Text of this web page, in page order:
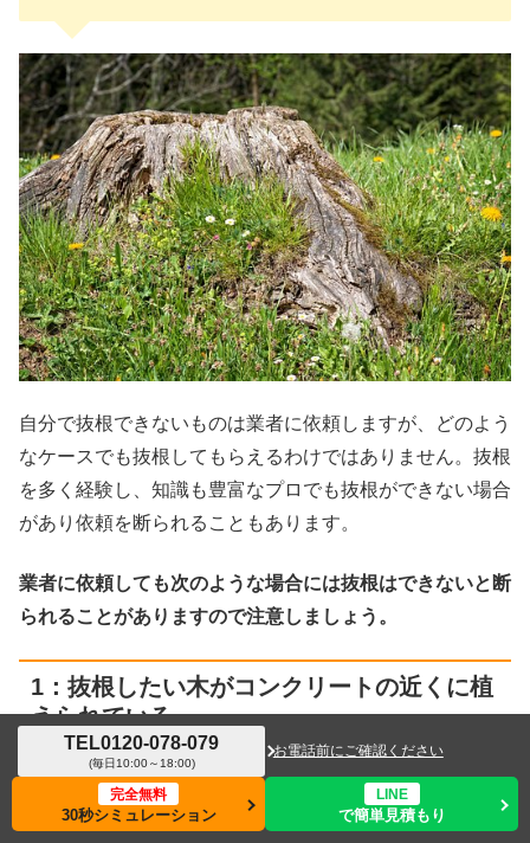
自分で抜根できないものは業者に依頼しますが、どのよう
なケースでも抜根してもらえるわけではありません。抜根
を多く経験し、知識も豊富なプロでも抜根ができない場合
があり依頼を断られることもあります。
業者に依頼しても次のような場合には抜根はできないと断
られることがありますので注意しましょう。
1：抜根したい木がコンクリートの近くに植
えられている
依頼しても抜根ができない1つ目のケースは、抜根したい
木がコンクリートの近くに植えられているときです。
TEL0120-078-079
(毎日10:00～18:00)
お電話前にご確認ください
完全無料
30秒シミュレーション
LINE
で簡単見積もり
ホーム 検索 トップ